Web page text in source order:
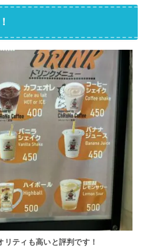
リティも高いと評判です！